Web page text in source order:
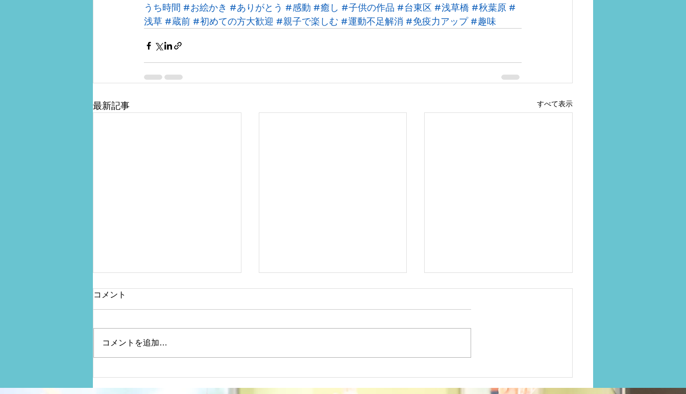
うち時間 #お絵かき #ありがとう #感動 #癒し #子供の作品 #台東区 #浅草橋 #秋葉原 #
浅草 #蔵前 #初めての方大歓迎 #親子で楽しむ #運動不足解消 #免疫力アップ #趣味
最新記事 すべて表示
コメント
コメントを追加…